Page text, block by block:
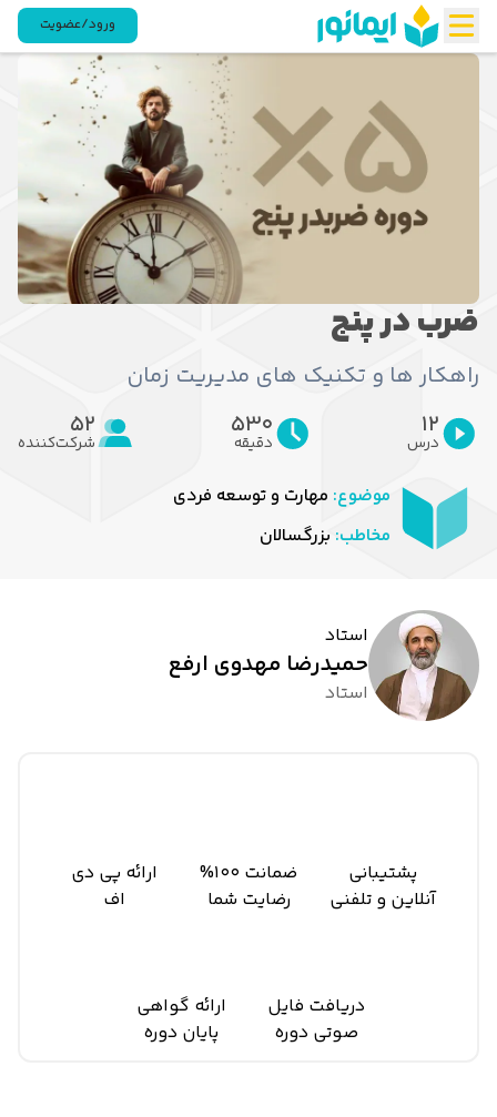
ورود/عضویت
ضرب در پنج
راهکار ها و تکنیک های مدیریت زمان
12
درس
530
دقیقه
52
شرکت‌کننده
موضوع: مهارت و توسعه فردی
مخاطب: بزرگسالان
استاد
حمیدرضا مهدوی ارفع
استاد
پشتیبانی
آنلاین و تلفنی
ضمانت 100%
رضایت شما
ارائه پی دی
اف
دریافت فایل
صوتی دوره
ارائه گواهی
پایان دوره